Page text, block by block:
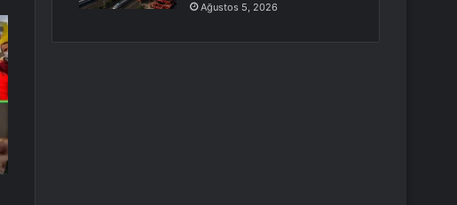
Ağustos 5, 2026